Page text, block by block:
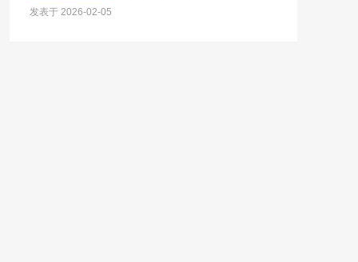
发表于 2026-02-05